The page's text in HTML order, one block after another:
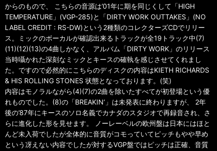
からのもので、 こちらの音源は’01年に期を同じくして「HIGH
TEMPERATURE」(VGP-285)と「DIRTY WORK OUTTAKES」(NO
LABEL CREDIT : RS-DW)という2種類のコレクターズCDでリリー
ス。ミックのボーカルが確認出来るトラックが全19トラック中(7)
(11)(12)(13)の4曲しかなく、アルバム「DIRTY WORK」のリリース
当時囁かれた深刻なミックとキースの確執を感じさせてくれまし
た。ですので必然的にこちらのディスクの内容はKIETH RICHARDS
& HIS ROLLING STONES 状態となっております。(笑)
内容はモノラルながら(4)(7)の2曲を除いたすべてが初登場という優
れものでした。(8)の「BREAKIN’」は未発表に終わりますが、 2年
後の’87年にキースのソロ名義でカナダのスタジオで再録音され、さ
らに進化した形を見せます。 ノーレーベルの欧州盤は日本にはほと
んど未入荷でしたが全体的に音質がコモっていてピッチもやや早め
という冴えない内容でしたが対するVGP盤ではピッチは正確、音質